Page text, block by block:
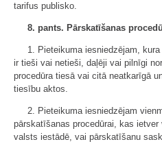
tarifus publisko.
8. pants. Pārskatīšanas
1. Pieteikuma iesniedzējam,
ir tieši vai netieši, daļēji vai pilnīgi
procedūra tiesā vai citā neatkarīgā
tiesību aktos.
2. Pieteikuma iesniedzējam
pārskatīšanas procedūrai, kas
valsts iestādē, vai pārskatīšanu